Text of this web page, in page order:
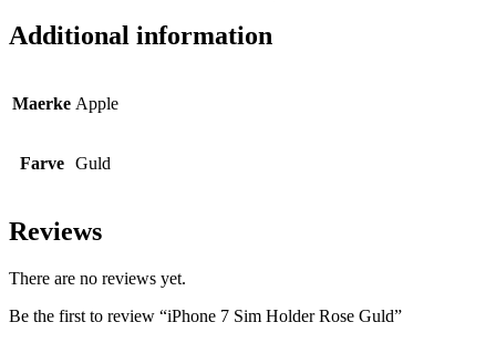
Additional information
Maerke Apple
Farve Guld
Reviews
There are no reviews yet.
Be the first to review “iPhone 7 Sim Holder Rose Guld”